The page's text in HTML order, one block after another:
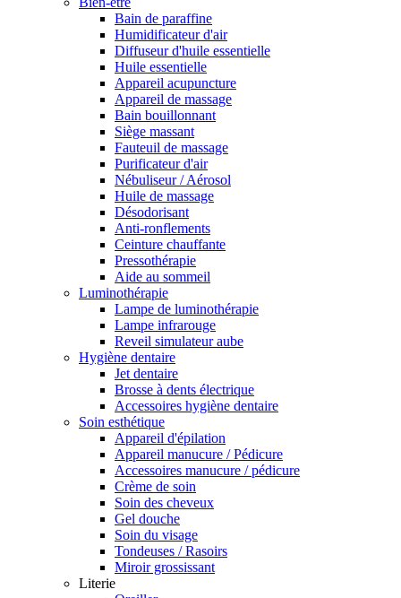
Bain de paraffine
Humidificateur d'air
Diffuseur d'huile essentielle
Huile essentielle
Appareil acupuncture
Appareil de massage
Bain bouillonnant
Siège massant
Fauteuil de massage
Purificateur d'air
Nébuliseur / Aérosol
Huile de massage
Désodorisant
Anti-ronflements
Ceinture chauffante
Pressothérapie
Aide au sommeil
Luminothérapie
Lampe de luminothérapie
Lampe infrarouge
Reveil simulateur aube
Hygiène dentaire
Jet dentaire
Brosse à dents électrique
Accessoires hygiène dentaire
Soin esthétique
Appareil d'épilation
Appareil manucure / Pédicure
Accessoires manucure / pédicure
Crème de soin
Soin des cheveux
Gel douche
Soin du visage
Tondeuses / Rasoirs
Miroir grossissant
Literie